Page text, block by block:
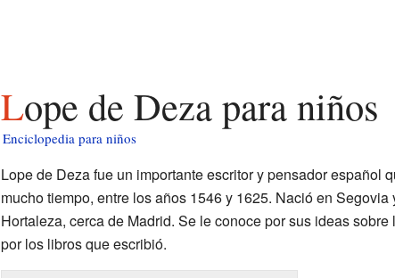
Lope de Deza para niños
Enciclopedia para niños
Lope de Deza fue un importante escritor y pensador español
mucho tiempo, entre los años 1546 y 1625. Nació en Segovia
Hortaleza, cerca de Madrid. Se le conoce por sus ideas sobre
por los libros que escribió.